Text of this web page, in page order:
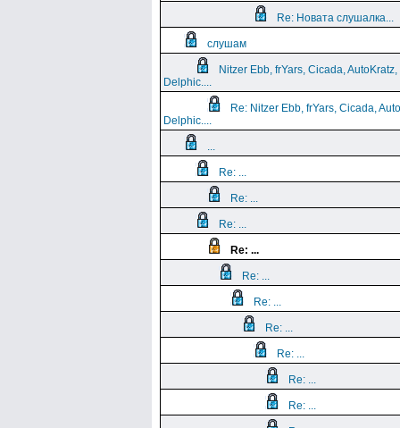
Re: Новата слушалка...
слушам
Nitzer Ebb, frYars, Cicada, AutoKratz,
Delphic....
Re: Nitzer Ebb, frYars, Cicada,
Delphic....
...
Re: ...
Re: ...
Re: ...
Re: ...
Re: ...
Re: ...
Re: ...
Re: ...
Re: ...
Re: ...